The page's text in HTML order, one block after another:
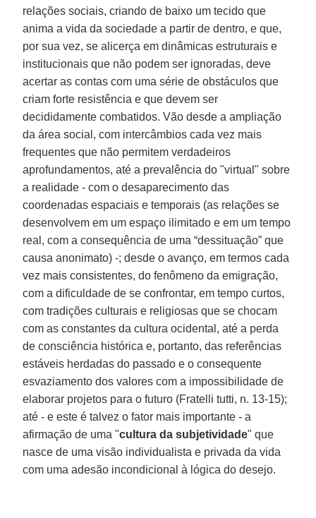
relações sociais, criando de baixo um tecido que
anima a vida da sociedade a partir de dentro, e que,
por sua vez, se alicerça em dinâmicas estruturais e
institucionais que não podem ser ignoradas, deve
acertar as contas com uma série de obstáculos que
criam forte resistência e que devem ser
decididamente combatidos. Vão desde a ampliação
da área social, com intercâmbios cada vez mais
frequentes que não permitem verdadeiros
aprofundamentos, até a prevalência do "virtual" sobre
a realidade - com o desaparecimento das
coordenadas espaciais e temporais (as relações se
desenvolvem em um espaço ilimitado e em um tempo
real, com a consequência de uma “dessituação” que
causa anonimato) -; desde o avanço, em termos cada
vez mais consistentes, do fenômeno da emigração,
com a dificuldade de se confrontar, em tempo curtos,
com tradições culturais e religiosas que se chocam
com as constantes da cultura ocidental, até a perda
de consciência histórica e, portanto, das referências
estáveis herdadas do passado e o consequente
esvaziamento dos valores com a impossibilidade de
elaborar projetos para o futuro (Fratelli tutti, n. 13-15);
até - e este é talvez o fator mais importante - a
afirmação de uma "cultura da subjetividade" que
nasce de uma visão individualista e privada da vida
com uma adesão incondicional à lógica do desejo.